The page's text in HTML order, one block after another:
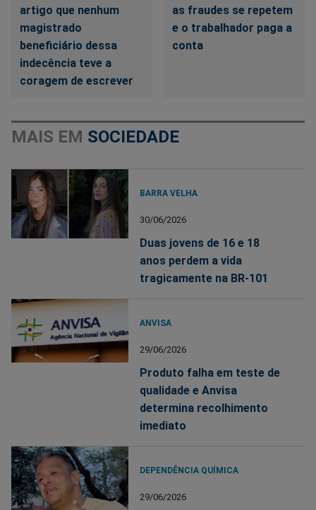
artigo que nenhum
magistrado
beneficiário dessa
indecência teve a
coragem de escrever
as fraudes se repetem
e o trabalhador paga a
conta
MAIS EM SOCIEDADE
BARRA VELHA
30/06/2026
Duas jovens de 16 e 18
anos perdem a vida
tragicamente na BR-101
ANVISA
29/06/2026
Produto falha em teste de
qualidade e Anvisa
determina recolhimento
imediato
DEPENDÊNCIA QUÍMICA
29/06/2026